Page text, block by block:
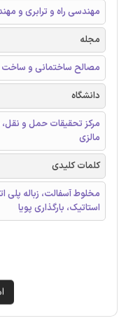
مهندسی راه و ترابری و
مجله
مصالح ساختمانی و ساخت
دانشگاه
مرکز تحقیقات حمل و نقل،
مالزی
کلمات کلیدی
مخلوط آسفالت، زباله پلی
استاتیک، بارگذاری پویا